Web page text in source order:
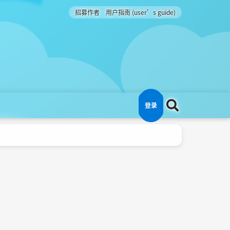
招募作者 用户指南 (user’s guide)
登录